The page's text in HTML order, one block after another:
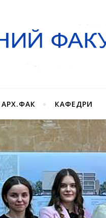
АРХ.ФАК КАФЕДРИ